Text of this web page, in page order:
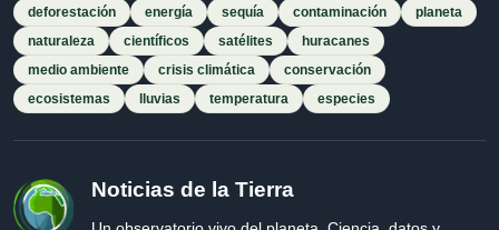
deforestación
energía sequía contaminación
planeta
naturaleza
científicos satélites
huracanes
medio ambiente
crisis climática
conservación
ecosistemas
lluvias temperatura especies
Noticias de la Tierra